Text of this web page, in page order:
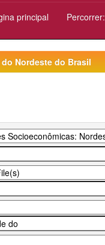
principal Percorrer:
Nordeste do Brasil